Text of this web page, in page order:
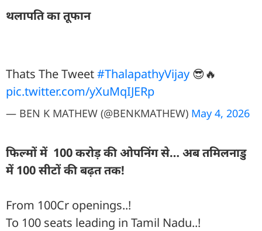
थलापति का तूफान
Thats The Tweet#ThalapathyVijay 😎🔥
pic.twitter.com/yXuMqIJERp
— BEN K MATHEW (@BENKMATHEW) May 4, 2026
फिल्मों में 100 करोड़ की ओपनिंग से… अब तमिलनाडु
में 100 सीटों की बढ़त तक!
From 100Cr openings..!
To 100 seats leading in Tamil Nadu..!